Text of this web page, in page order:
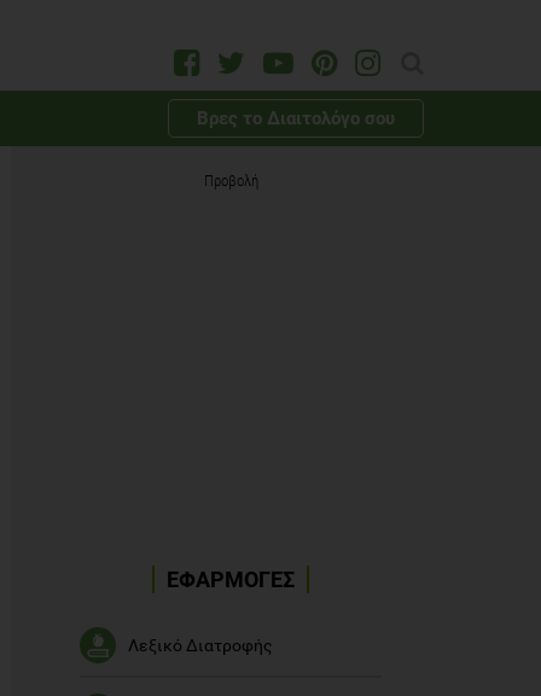
Βρες το Διαιτολόγο σου
Προβολή
ΕΦΑΡΜΟΓΕΣ
Λεξικό Διατροφής